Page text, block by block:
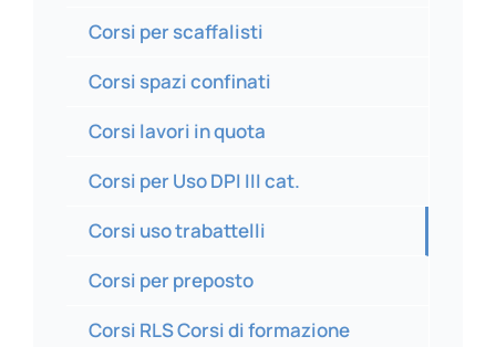
Corsi per scaffalisti
Corsi spazi confinati
Corsi lavori in quota
Corsi per Uso DPI III cat.
Corsi uso trabattelli
Corsi per preposto
Corsi RLS Corsi di formazione